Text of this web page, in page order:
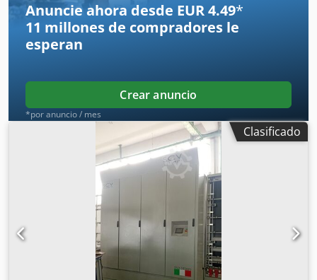
Anuncie ahora desde EUR 4.49*
11 millones de compradores le
esperan
Crear anuncio
*por anuncio / mes
Clasificado